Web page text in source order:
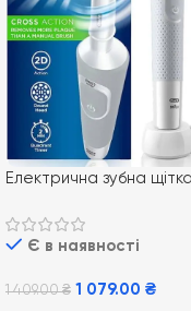
Електрична зубна щітка
White CrossAction
Є в наявності
1 409.00₴ 1 079.00 ₴